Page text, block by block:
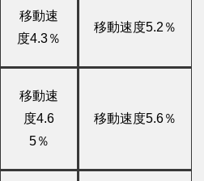
移動速
度4.3％
移動速度5.2％
移動速
度4.6
5％
移動速度5.6％